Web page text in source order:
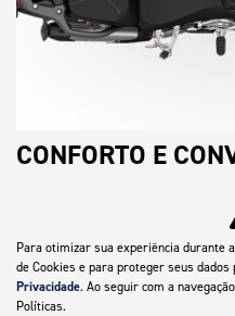
CONFORTO E
recreação da pilotagem. Os
assentos aquecidos, piloto
embaixo do assento com
Para otimizar sua experiência durante
de Cookies e para proteger seus
Privacidade. Ao seguir com a
Políticas.